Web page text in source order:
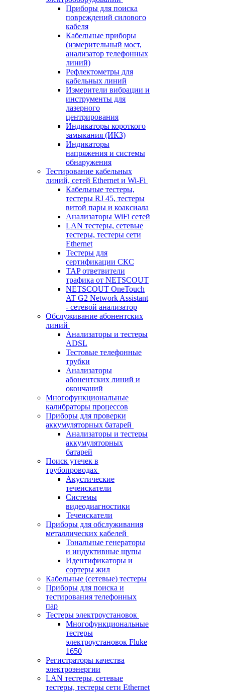
Приборы для поиска
повреждений силового
кабеля
Кабельные приборы
(измерительный мост,
анализатор телефонных
линий)
Рефлектометры для
кабельных линий
Измерители вибрации и
инструменты для
лазерного
центрирования
Индикаторы короткого
замыкания (ИКЗ)
Индикаторы
напряжения и системы
обнаружения
Тестирование кабельных
линий, сетей Ethernet и Wi-Fi
Кабельные тестеры,
тестеры RJ 45, тестеры
витой пары и коаксиала
Анализаторы WiFi сетей
LAN тестеры, сетевые
тестеры, тестеры сети
Ethernet
Тестеры для
сертификации СКС
TAP ответвители
трафика от NETSCOUT
NETSCOUT OneTouch
AT G2 Network Assistant
- сетевой анализатор
Обслуживание абонентских
линий
Анализаторы и тестеры
ADSL
Тестовые телефонные
трубки
Анализаторы
абонентских линий и
окончаний
Многофункциональные
калибраторы процессов
Приборы для проверки
аккумуляторных батарей
Анализаторы и тестеры
аккумуляторных
батарей
Поиск утечек в
трубопроводах
Акустические
течеискатели
Системы
видеодиагностики
Течеискатели
Приборы для обслуживания
металлических кабелей
Тональные генераторы
и индуктивные щупы
Идентификаторы и
сортеры жил
Кабельные (сетевые) тестеры
Приборы для поиска и
тестирования телефонных
пар
Тестеры электроустановок
Многофункциональные
тестеры
электроустановок Fluke
1650
Регистраторы качества
электроэнергии
LAN тестеры, сетевые
тестеры, тестеры сети Ethernet